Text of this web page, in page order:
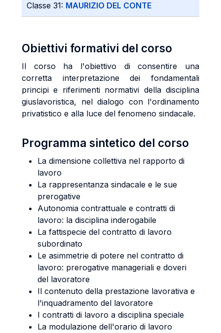
Classe 31: MAURIZIO DEL CONTE
Obiettivi formativi del corso
Il corso ha l'obiettivo di consentire una
corretta interpretazione dei fondamentali
principi e riferimenti normativi della disciplina
giuslavoristica, nel dialogo con l'ordinamento
privatistico e alla luce del fenomeno sindacale.
Programma sintetico del corso
La dimensione collettiva nel rapporto di
lavoro
La rappresentanza sindacale e le sue
prerogative
Autonomia contrattuale e contratti di
lavoro: la disciplina inderogabile
La fattispecie del contratto di lavoro
subordinato
Le asimmetrie di potere nel contratto di
lavoro: prerogative manageriali e doveri
del lavoratore
Il contenuto della prestazione lavorativa e
l'inquadramento del lavoratore
I contratti di lavoro a disciplina speciale
La modulazione dell'orario di lavoro